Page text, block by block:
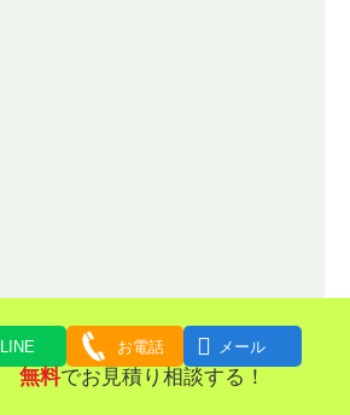
LINE お電話  メール
無料でお見積り相談する！